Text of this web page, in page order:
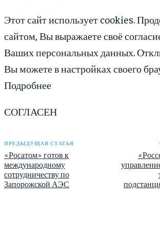
Этот сайт использует cookies.
сайтом, Вы выражаете своё
Ваших персональных данных.
Вы можете в настройках своего
Подробнее
СОГЛАСЕН
ПРЕДЫДУЩАЯ СТАТЬЯ
«Росатом» готов к
международному
сотрудничеству по
Запорожской АЭС